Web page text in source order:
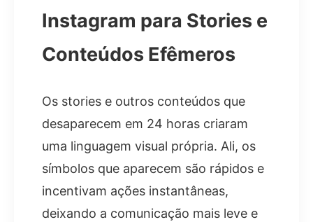
Instagram para Stories e
Conteúdos Efêmeros
Os stories e outros conteúdos que
desaparecem em 24 horas criaram
uma linguagem visual própria. Ali, os
símbolos que aparecem são rápidos e
incentivam ações instantâneas,
deixando a comunicação mais leve e